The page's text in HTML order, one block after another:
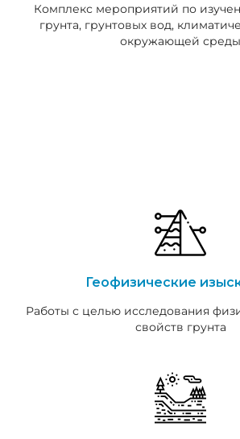
Комплекс мероприятий по
грунта, грунтовых вод,
окружающей среды
Геофизические
Работы с целью исследования
свойств грунта